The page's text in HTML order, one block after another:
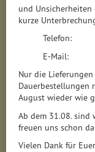
und
kurze
Telefon:
E-Mail:
Nur die
Dauerbestellungen
August wieder wie
Ab dem 31.08. sind
freuen uns schon
Vielen Dank für
Wurstkonserven
Hersteller